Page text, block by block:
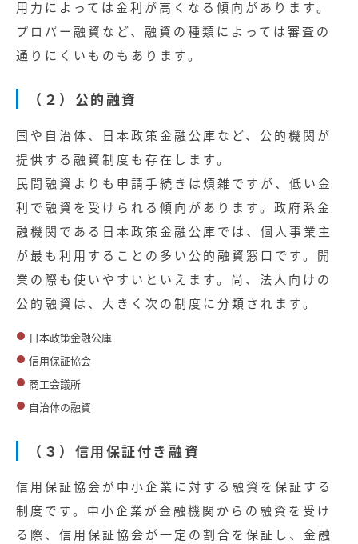
用力によっては金利が高くなる傾向があります。
プロパー融資など、融資の種類によっては審査の
通りにくいものもあります。
（２）公的融資
国や自治体、日本政策金融公庫など、公的機関が
提供する融資制度も存在します。
民間融資よりも申請手続きは煩雑ですが、低い金
利で融資を受けられる傾向があります。政府系金
融機関である日本政策金融公庫では、個人事業主
が最も利用することの多い公的融資窓口です。開
業の際も使いやすいといえます。尚、法人向けの
公的融資は、大きく次の制度に分類されます。
日本政策金融公庫
信用保証協会
商工会議所
自治体の融資
（３）信用保証付き融資
信用保証協会が中小企業に対する融資を保証する
制度です。中小企業が金融機関からの融資を受け
る際、信用保証協会が一定の割合を保証し、金融